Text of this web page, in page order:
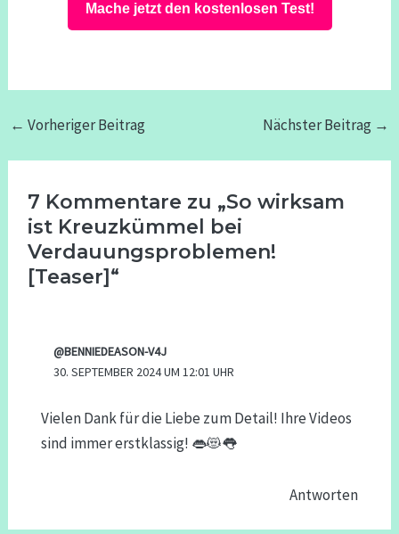
Mache jetzt den kostenlosen Test!
← Vorheriger Beitrag Nächster Beitrag →
7 Kommentare zu „So wirksam
ist Kreuzkümmel bei
Verdauungsproblemen!
[Teaser]“
@BENNIEDEASON-V4J
30. SEPTEMBER 2024 UM 12:01 UHR
Vielen Dank für die Liebe zum Detail! Ihre Videos
sind immer erstklassig! 👄😻👅
Antworten